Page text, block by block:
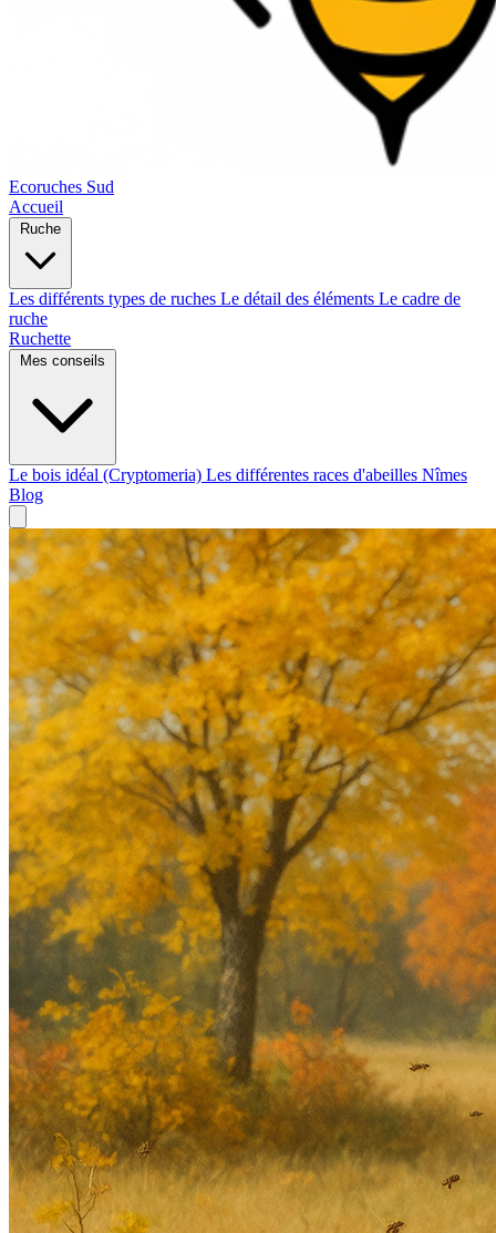
Ecoruches Sud
Accueil
Les différents types de ruches Le détail des éléments Le cadre de
ruche
Ruchette
Le bois idéal (Cryptomeria) Les différentes races d'abeilles Nîmes
Blog